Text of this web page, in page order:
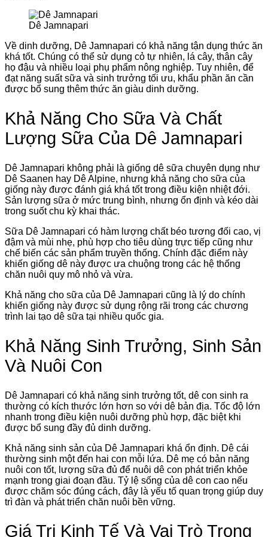
Dê Jamnapari
Về dinh dưỡng, Dê Jamnapari có khả năng tận dụng thức ăn
khá tốt. Chúng có thể sử dụng cỏ tự nhiên, lá cây, thân cây
họ đậu và nhiều loại phụ phẩm nông nghiệp. Tuy nhiên, để
đạt năng suất sữa và sinh trưởng tối ưu, khẩu phần ăn cần
được bổ sung thêm thức ăn giàu dinh dưỡng.
Khả Năng Cho Sữa Và Chất
Lượng Sữa Của Dê Jamnapari
Dê Jamnapari không phải là giống dê sữa chuyên dụng như
Dê Saanen hay Dê Alpine, nhưng khả năng cho sữa của
giống này được đánh giá khá tốt trong điều kiện nhiệt đới.
Sản lượng sữa ở mức trung bình, nhưng ổn định và kéo dài
trong suốt chu kỳ khai thác.
Sữa Dê Jamnapari có hàm lượng chất béo tương đối cao, vị
đậm và mùi nhẹ, phù hợp cho tiêu dùng trực tiếp cũng như
chế biến các sản phẩm truyền thống. Chính đặc điểm này
khiến giống dê này được ưa chuộng trong các hệ thống
chăn nuôi quy mô nhỏ và vừa.
Khả năng cho sữa của Dê Jamnapari cũng là lý do chính
khiến giống này được sử dụng rộng rãi trong các chương
trình lai tạo dê sữa tại nhiều quốc gia.
Khả Năng Sinh Trưởng, Sinh Sản
Và Nuôi Con
Dê Jamnapari có khả năng sinh trưởng tốt, dê con sinh ra
thường có kích thước lớn hơn so với dê bản địa. Tốc độ lớn
nhanh trong điều kiện nuôi dưỡng phù hợp, đặc biệt khi
được bổ sung đầy đủ dinh dưỡng.
Khả năng sinh sản của Dê Jamnapari khá ổn định. Dê cái
thường sinh một đến hai con mỗi lứa. Dê mẹ có bản năng
nuôi con tốt, lượng sữa đủ để nuôi dê con phát triển khỏe
mạnh trong giai đoạn đầu. Tỷ lệ sống của dê con cao nếu
được chăm sóc đúng cách, đây là yếu tố quan trọng giúp duy
trì đàn và phát triển chăn nuôi bền vững.
Giá Trị Kinh Tế Và Vai Trò Trong